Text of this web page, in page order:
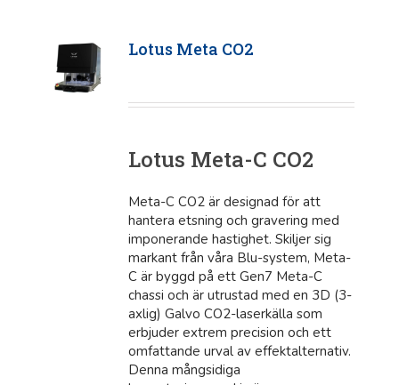
Lotus Meta CO2
Lotus Meta-C CO2
Meta-C CO2 är designad för att
hantera etsning och gravering med
imponerande hastighet. Skiljer sig
markant från våra Blu-system, Meta-
C är byggd på ett Gen7 Meta-C
chassi och är utrustad med en 3D (3-
axlig) Galvo CO2-laserkälla som
erbjuder extrem precision och ett
omfattande urval av effektalternativ.
Denna mångsidiga